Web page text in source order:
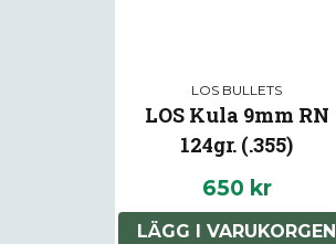
LOS BULLETS
LOS Kula 9mm RN
124gr. (.355)
650 kr
LÄGG I VARUKORGEN